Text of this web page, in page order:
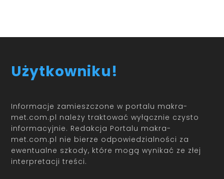
Użytkowniku!
Informacje zamieszczone w portalu makra-
met.com.pl należy traktować wyłącznie czysto
informacyjnie. Redakcja Portalu makra-
met.com.pl nie bierze odpowiedzialności za
ewentualne szkody, które mogą wynikać ze złej
interpretacji treści.